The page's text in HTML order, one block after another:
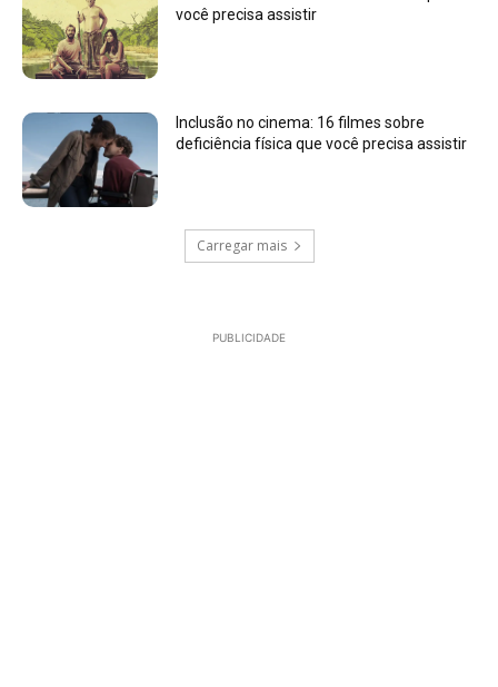
você precisa assistir
Inclusão no cinema: 16 filmes sobre
deficiência física que você precisa assistir
Carregar mais
PUBLICIDADE